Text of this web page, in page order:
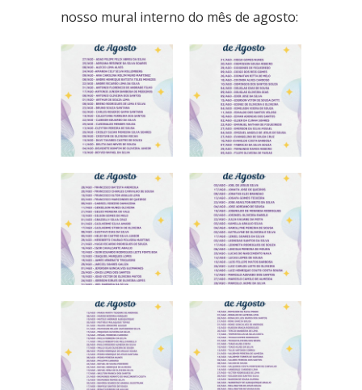
QNN 30 Área Especial F
Fone: (61) 3035-6666
Taguatinga
Pistão Sul CSG 9
Fone: (61) 3030-6666
Taguatinga
Pistão Sul CSG 9
Fone: (61) 3030-6666
Ceilândia
QNN 30 Área Especial F
Fone: (61) 3035-6666
SGCV Sul Lote 12, Parte C, EPIA
Fone: (61) 3773-6655
nosso mural interno do mês de agosto: